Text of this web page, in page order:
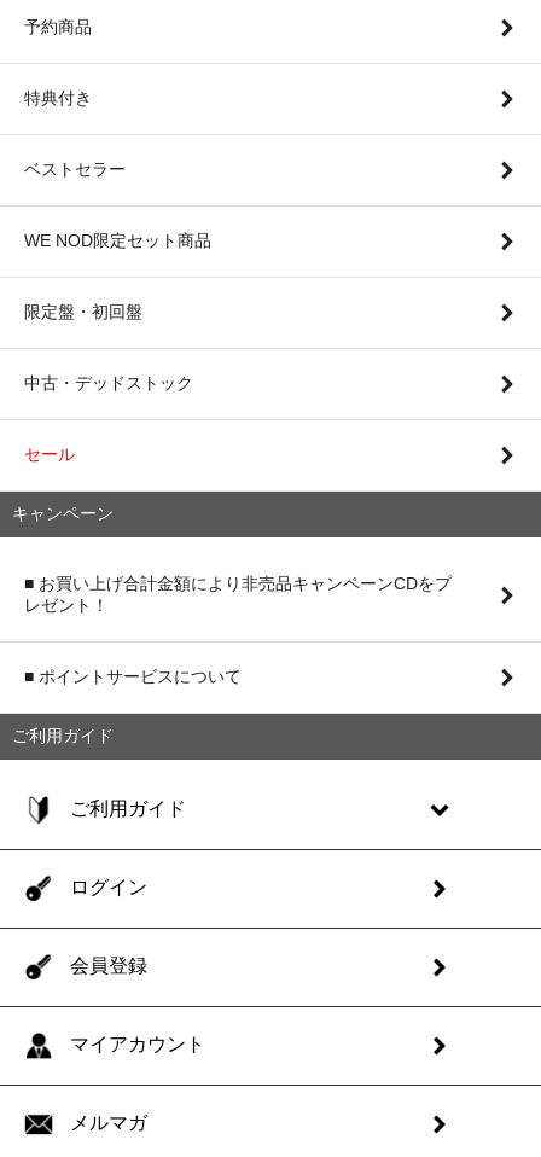
予約商品
特典付き
ベストセラー
WE NOD限定セット商品
限定盤・初回盤
中古・デッドストック
セール
キャンペーン
■ お買い上げ合計金額により非売品キャンペーンCDをプ
レゼント！
■ ポイントサービスについて
ご利用ガイド
ご利用ガイド
ログイン
会員登録
マイアカウント
メルマガ